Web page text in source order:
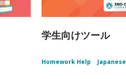
学生向けツール
Homework Help Japanese